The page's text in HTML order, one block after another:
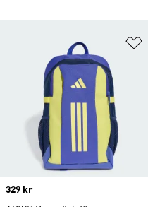
Price
329 kr